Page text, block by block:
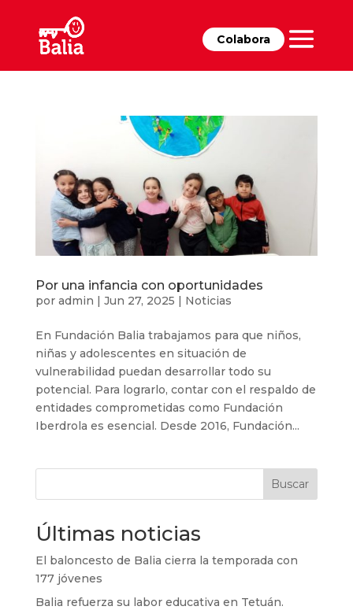
Colabora
Por una infancia con oportunidades
por admin | Jun 27, 2025 | Noticias
En Fundación Balia trabajamos para que niños,
niñas y adolescentes en situación de
vulnerabilidad puedan desarrollar todo su
potencial. Para lograrlo, contar con el respaldo de
entidades comprometidas como Fundación
Iberdrola es esencial. Desde 2016, Fundación...
Buscar
Últimas noticias
El baloncesto de Balia cierra la temporada con
177 jóvenes
Balia refuerza su labor educativa en Tetuán.